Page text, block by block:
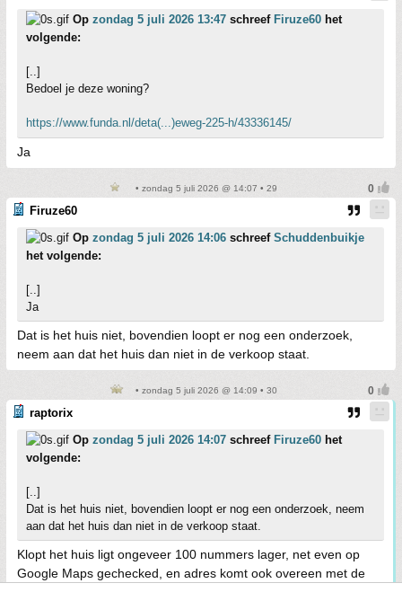
Op zondag 5 juli 2026 13:47 schreef Firuze60 het
volgende:
[..]
Bedoel je deze woning?
https://www.funda.nl/deta(...)eweg-225-h/43336145/
Ja
• zondag 5 juli 2026 @ 14:07 • 29
Firuze60
Op zondag 5 juli 2026 14:06 schreef Schuddenbuikje
het volgende:
[..]
Ja
Dat is het huis niet, bovendien loopt er nog een onderzoek,
neem aan dat het huis dan niet in de verkoop staat.
• zondag 5 juli 2026 @ 14:09 • 30
raptorix
Op zondag 5 juli 2026 14:07 schreef Firuze60 het
volgende:
[..]
Dat is het huis niet, bovendien loopt er nog een onderzoek, neem
aan dat het huis dan niet in de verkoop staat.
Klopt het huis ligt ongeveer 100 nummers lager, net even op
Google Maps gechecked, en adres komt ook overeen met de